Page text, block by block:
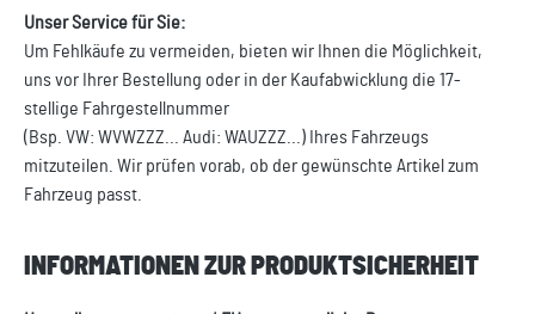
Unser Service für Sie:
Um Fehlkäufe zu vermeiden, bieten wir Ihnen die Möglichkeit,
uns vor Ihrer Bestellung oder in der Kaufabwicklung die 17-
stellige Fahrgestellnummer
(Bsp. VW: WVWZZZ... Audi: WAUZZZ...) Ihres Fahrzeugs
mitzuteilen. Wir prüfen vorab, ob der gewünschte Artikel zum
Fahrzeug passt.
INFORMATIONEN ZUR PRODUKTSICHERHEIT